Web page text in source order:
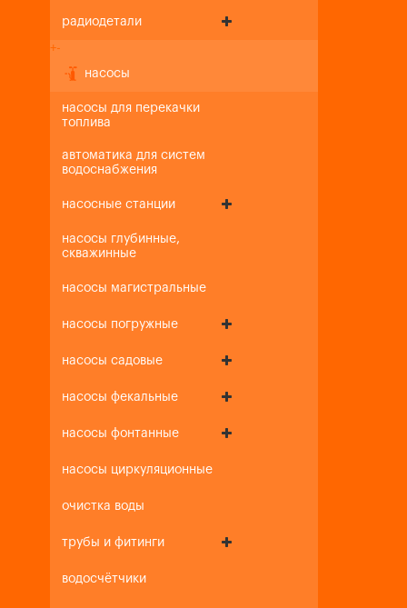
радиодетали
+-
насосы
насосы для перекачки
топлива
автоматика для систем
водоснабжения
насосные станции
насосы глубинные,
скважинные
насосы магистральные
насосы погружные
насосы садовые
насосы фекальные
насосы фонтанные
насосы циркуляционные
очистка воды
трубы и фитинги
водосчётчики